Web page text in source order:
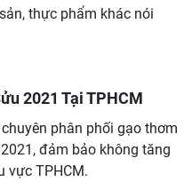
thực phẩm khác nói
2021 Tại TPHCM
phân phối gạo thơm
đảm bảo không tăng
vực TPHCM.